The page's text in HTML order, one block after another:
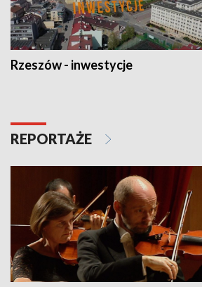
Rzeszów - inwestycje
REPORTAŻE